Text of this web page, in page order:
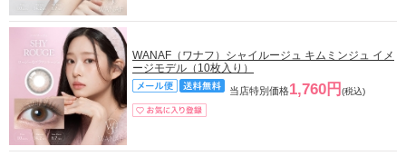
WANAF（ワナフ）シャイルージュ キムミンジュ イメ
ージモデル（10枚入り）
当店特別価格1,760円 (税込)